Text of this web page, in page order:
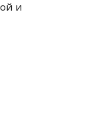
и